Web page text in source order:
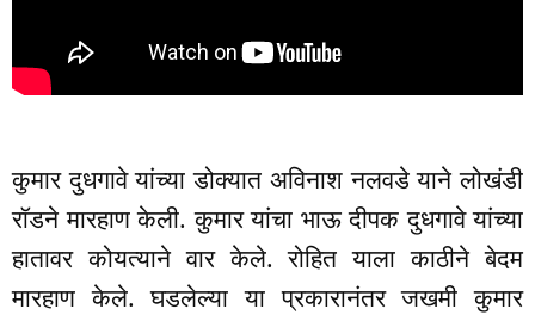
कुमार दुधगावे यांच्या डोक्यात अविनाश नलवडे याने लोखंडी
रॉडने मारहाण केली. कुमार यांचा भाऊ दीपक दुधगावे यांच्या
हातावर कोयत्याने वार केले. रोहित याला काठीने बेदम
मारहाण केले. घडलेल्या या प्रकारानंतर जखमी कुमार